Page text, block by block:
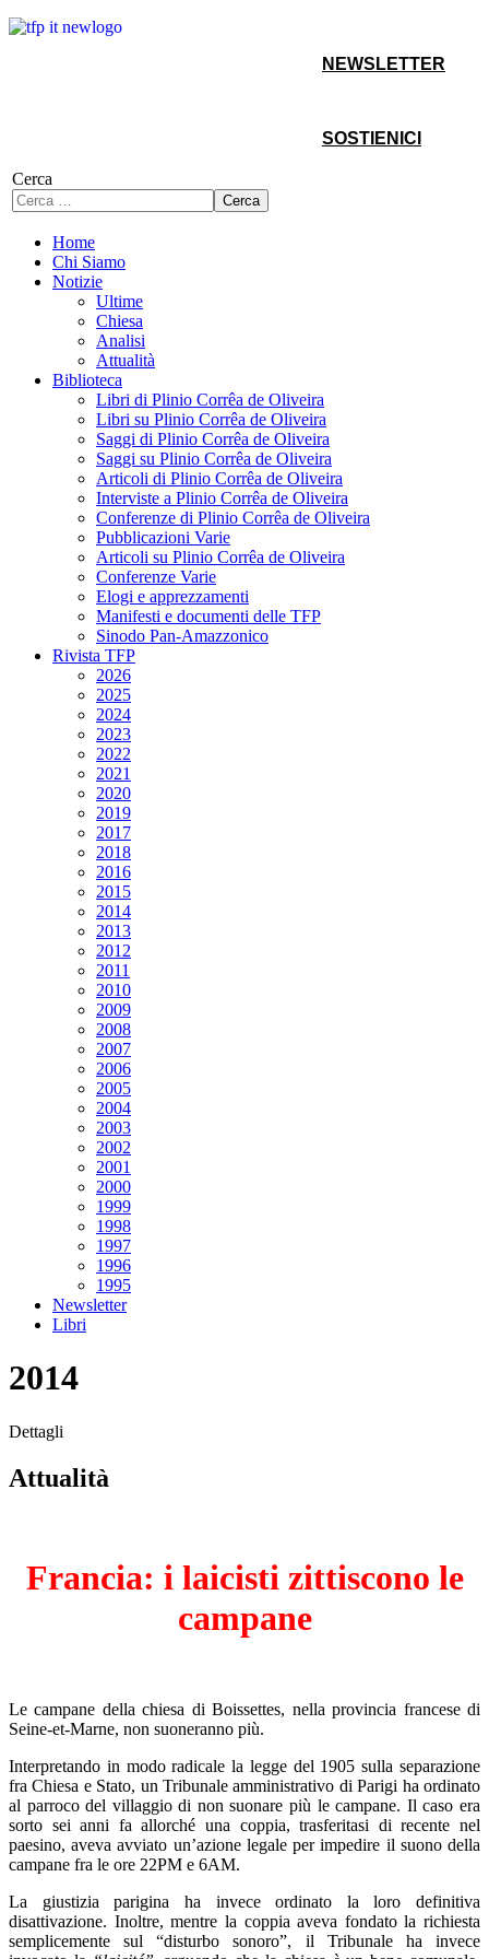
NEWSLETTER
SOSTIENICI
Cerca
Cerca
Home
Chi Siamo
Notizie
Ultime
Chiesa
Analisi
Attualità
Biblioteca
Libri di Plinio Corrêa de Oliveira
Libri su Plinio Corrêa de Oliveira
Saggi di Plinio Corrêa de Oliveira
Saggi su Plinio Corrêa de Oliveira
Articoli di Plinio Corrêa de Oliveira
Interviste a Plinio Corrêa de Oliveira
Conferenze di Plinio Corrêa de Oliveira
Pubblicazioni Varie
Articoli su Plinio Corrêa de Oliveira
Conferenze Varie
Elogi e apprezzamenti
Manifesti e documenti delle TFP
Sinodo Pan-Amazzonico
Rivista TFP
2026
2025
2024
2023
2022
2021
2020
2019
2017
2018
2016
2015
2014
2013
2012
2011
2010
2009
2008
2007
2006
2005
2004
2003
2002
2001
2000
1999
1998
1997
1996
1995
Newsletter
Libri
2014
Dettagli
Attualità
Francia: i laicisti zittiscono le
campane
Le campane della chiesa di Boissettes, nella provincia francese di
Seine-et-Marne, non suoneranno più.
Interpretando in modo radicale la legge del 1905 sulla separazione
fra Chiesa e Stato, un Tribunale amministrativo di Parigi ha ordinato
al parroco del villaggio di non suonare più le campane. Il caso era
sorto sei anni fa allorché una coppia, trasferitasi di recente nel
paesino, aveva avviato un’azione legale per impedire il suono della
campane fra le ore 22PM e 6AM.
La giustizia parigina ha invece ordinato la loro definitiva
disattivazione. Inoltre, mentre la coppia aveva fondato la richiesta
semplicemente sul “disturbo sonoro”, il Tribunale ha invece